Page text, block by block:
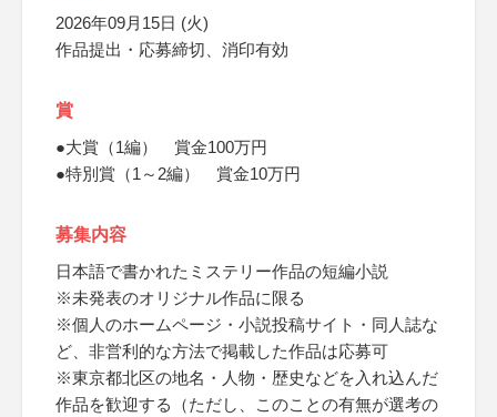
2026年09月15日 (火)
作品提出・応募締切、消印有効
賞
●大賞（1編） 賞金100万円
●特別賞（1～2編） 賞金10万円
募集内容
日本語で書かれたミステリー作品の短編小説
※未発表のオリジナル作品に限る
※個人のホームページ・小説投稿サイト・同人誌な
ど、非営利的な方法で掲載した作品は応募可
※東京都北区の地名・人物・歴史などを入れ込んだ
作品を歓迎する（ただし、このことの有無が選考の